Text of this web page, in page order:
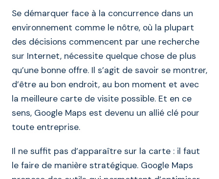
Se démarquer face à la concurrence dans un
environnement comme le nôtre, où la plupart
des décisions commencent par une recherche
sur Internet, nécessite quelque chose de plus
qu’une bonne offre. Il s’agit de savoir se montrer,
d’être au bon endroit, au bon moment et avec
la meilleure carte de visite possible. Et en ce
sens, Google Maps est devenu un allié clé pour
toute entreprise.
Il ne suffit pas d’apparaître sur la carte : il faut
le faire de manière stratégique. Google Maps